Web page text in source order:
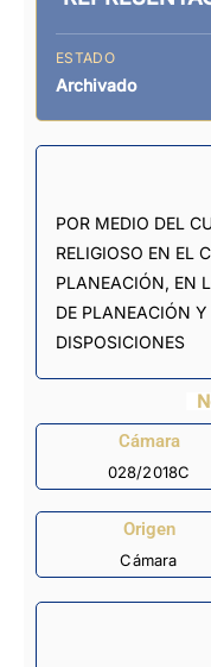
ESTADO
Archivado
POR MEDIO DEL
RELIGIOSO EN EL
PLANEACIÓN, EN
DE PLANEACIÓN
DISPOSICIONES
Cámara
028/2018C
Origen
Cámara